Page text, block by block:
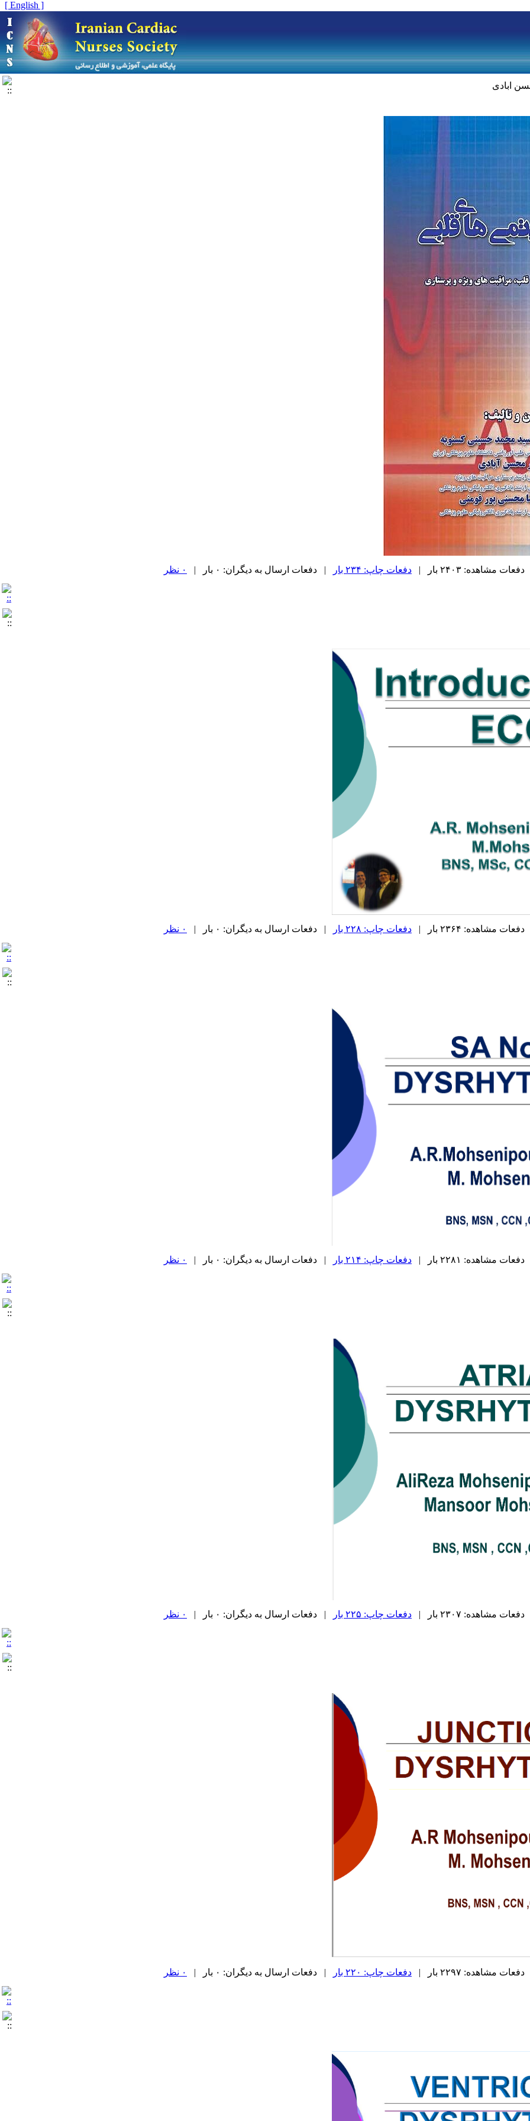
[ English ]
ابادی
دفعات مشاهده: ۲۴۰۳ بار | دفعات چاپ: ۲۳۴ بار | دفعات ارسال به دیگران: ۰ بار | ۰ نظر
دفعات مشاهده: ۲۳۶۴ بار | دفعات چاپ: ۲۲۸ بار | دفعات ارسال به دیگران: ۰ بار | ۰ نظر
دفعات مشاهده: ۲۲۸۱ بار | دفعات چاپ: ۲۱۴ بار | دفعات ارسال به دیگران: ۰ بار | ۰ نظر
دفعات مشاهده: ۲۳۰۷ بار | دفعات چاپ: ۲۲۵ بار | دفعات ارسال به دیگران: ۰ بار | ۰ نظر
دفعات مشاهده: ۲۲۹۷ بار | دفعات چاپ: ۲۲۰ بار | دفعات ارسال به دیگران: ۰ بار | ۰ نظر